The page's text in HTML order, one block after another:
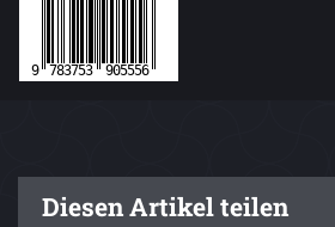
Diesen Artikel teilen